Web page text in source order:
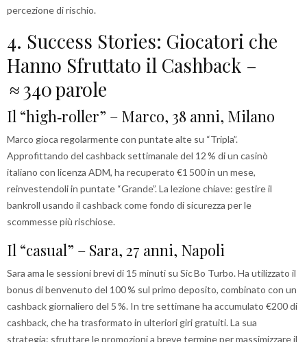
percezione di rischio.
4. Success Stories: Giocatori che
Hanno Sfruttato il Cashback –
≈ 340 parole
Il “high‑roller” – Marco, 38 anni, Milano
Marco gioca regolarmente con puntate alte su “Tripla”.
Approfittando del cashback settimanale del 12 % di un casinò
italiano con licenza ADM, ha recuperato €1 500 in un mese,
reinvestendoli in puntate “Grande”. La lezione chiave: gestire il
bankroll usando il cashback come fondo di sicurezza per le
scommesse più rischiose.
Il “casual” – Sara, 27 anni, Napoli
Sara ama le sessioni brevi di 15 minuti su Sic Bo Turbo. Ha utilizzato il
bonus di benvenuto del 100 % sul primo deposito, combinato con un
cashback giornaliero del 5 %. In tre settimane ha accumulato €200 di
cashback, che ha trasformato in ulteriori giri gratuiti. La sua
strategia: sfruttare le promozioni a breve termine per massimizzare il